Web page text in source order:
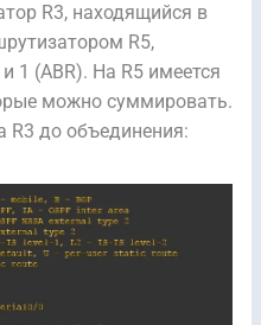
R3, находящийся в
R5,
1 (ABR). На R5 имеется
можно суммировать.
R3 до объединения: